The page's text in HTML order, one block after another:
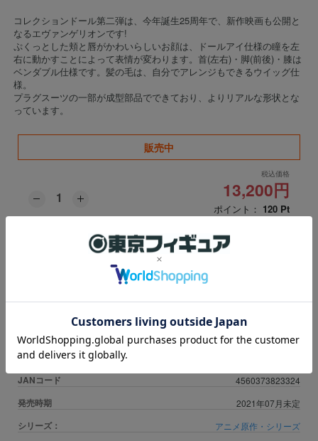
コレクションドール第二弾は、今年誕生25周年で、新作映画も公開と
なるエヴァンゲリオンです!
ぷくっとした頬と唇がかわいらしいお顔は、ドールアイ仕様の瞳を左
右に動かすことによって表情が変わります。首(左右)・脚(前後)・膝は
ベンダブル仕様です。髪の毛は、自分でアレンジもできるウイッグ仕
様。
プラグスーツの一部が成型部品でできており、よりリアルな形状とな
っています。
販売中
税込価格
13,200円
ポイント： 120 Pt
※数量に関しましては、 おひとり様3個まで
の販売とさせて頂いておりま
す。上限数を超え数量はキャンセル扱いとなります。
※ご注文確定後のキャンセルにおきましては、一切お受け致しかねますの
で予めご了承ください。
カートに入れる
商品カテゴリ
JANコード 4560373823324
発売時期 2021年07月未定
シリーズ： アニメ原作・シリーズ